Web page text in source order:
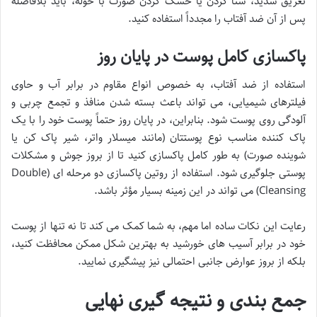
پس از آن ضد آفتاب را مجدداً استفاده کنید.
پاکسازی کامل پوست در پایان روز
استفاده از ضد آفتاب، به خصوص انواع مقاوم در برابر آب و حاوی
فیلترهای شیمیایی، می تواند باعث بسته شدن منافذ و تجمع چربی و
آلودگی روی پوست شود. بنابراین، در پایان روز حتماً پوست خود را با یک
پاک کننده مناسب نوع پوستتان (مانند میسلار واتر، شیر پاک کن یا
شوینده صورت) به طور کامل پاکسازی کنید تا از بروز جوش و مشکلات
پوستی جلوگیری شود. استفاده از روتین پاکسازی دو مرحله ای (Double
Cleansing) می تواند در این زمینه بسیار مؤثر باشد.
رعایت این نکات ساده اما مهم، به شما کمک می کند تا نه تنها از پوست
خود در برابر آسیب های خورشید به بهترین شکل ممکن محافظت کنید،
بلکه از بروز عوارض جانبی احتمالی نیز پیشگیری نمایید.
جمع بندی و نتیجه گیری نهایی